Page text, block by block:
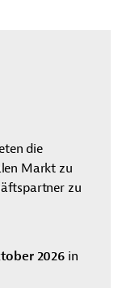
die
Markt zu
zu
2026in